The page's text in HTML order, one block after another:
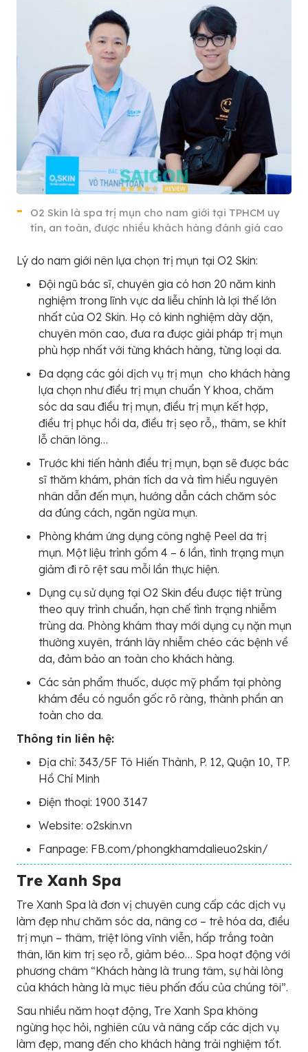
O2 Skin là spa trị mụn cho nam giới tại TPHCM uy
tín, an toàn, được nhiều khách hàng đánh giá cao
Lý do nam giới nên lựa chọn trị mụn tại O2 Skin:
Đội ngũ bác sĩ, chuyên gia có hơn 20 năm kinh
nghiệm trong lĩnh vực da liễu chính là lợi thế lớn
nhất của O2 Skin. Họ có kinh nghiệm dày dặn,
chuyên môn cao, đưa ra được giải pháp trị mụn
phù hợp nhất với từng khách hàng, từng loại da.
Đa dạng các gói dịch vụ trị mụn cho khách hàng
lựa chọn như điều trị mụn chuẩn Y khoa, chăm
sóc da sau điều trị mụn, điều trị mụn kết hợp,
điều trị phục hồi da, điều trị sẹo rỗ,, thâm, se khít
lỗ chân lông…
Trước khi tiến hành điều trị mụn, bạn sẽ được bác
sĩ thăm khám, phân tích da và tìm hiểu nguyên
nhân dẫn đến mụn, hướng dẫn cách chăm sóc
da đúng cách, ngăn ngừa mụn.
Phòng khám ứng dụng công nghệ Peel da trị
mụn. Một liệu trình gồm 4 – 6 lần, tình trạng mụn
giảm đi rõ rệt sau mỗi lần thực hiện.
Dụng cụ sử dụng tại O2 Skin đều được tiệt trùng
theo quy trình chuẩn, hạn chế tình trạng nhiễm
trùng da. Phòng khám thay mới dụng cụ nặn mụn
thường xuyên, tránh lây nhiễm chéo các bệnh về
da, đảm bảo an toàn cho khách hàng.
Các sản phẩm thuốc, dược mỹ phẩm tại phòng
khám đều có nguồn gốc rõ ràng, thành phần an
toàn cho da.
Thông tin liên hệ:
Địa chỉ: 343/5F Tô Hiến Thành, P. 12, Quận 10, TP.
Hồ Chí Minh
Điện thoại: 1900 3147
Website: o2skin.vn
Fanpage: FB.com/phongkhamdalieuo2skin/
Tre Xanh Spa
Tre Xanh Spa là đơn vị chuyên cung cấp các dịch vụ
làm đẹp như chăm sóc da, nâng cơ – trẻ hóa da, điều
trị mụn – thâm, triệt lông vĩnh viễn, hấp trắng toàn
thân, lăn kim trị sẹo rỗ, giảm béo… Spa hoạt động với
phương châm “Khách hàng là trung tâm, sự hài lòng
của khách hàng là mục tiêu phấn đấu của chúng tôi”.
Sau nhiều năm hoạt động, Tre Xanh Spa không
ngừng học hỏi, nghiên cứu và nâng cấp các dịch vụ
làm đẹp, mang đến cho khách hàng trải nghiệm tốt.